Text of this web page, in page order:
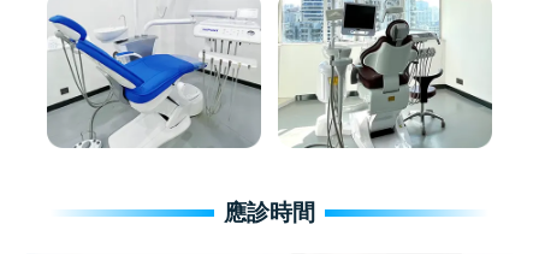
應診時間